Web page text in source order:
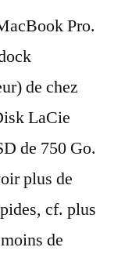
Pro.
de chez
LaCie
de 750 Go.
plus de
cf. plus
de